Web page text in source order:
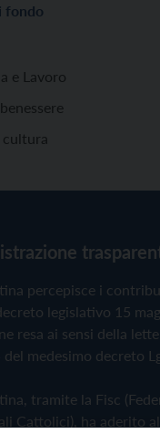
fondo
e Lavoro
cultura
percepisce i
legislativo 15
resa ai sensi della
medesimo decreto
tramite la Fisc
Cattolici), ha aderito